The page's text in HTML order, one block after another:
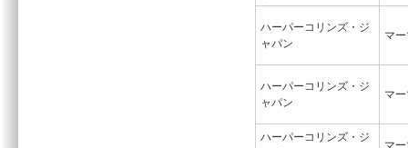
ハーパーコリンズ・ジ
ャパン
マ
ハーパーコリンズ・ジ
ャパン
マ
ハーパーコリンズ・ジ
マ